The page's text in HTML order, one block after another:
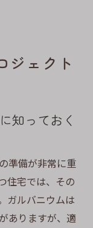
ジェクト
知っておく
準備が非常に重
住宅では、その
ガルバニウムは
ありますが、適